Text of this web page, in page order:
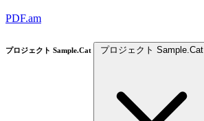
PDF.am
プロジェクト Sample.Cat プロジェクト Sample.Cat